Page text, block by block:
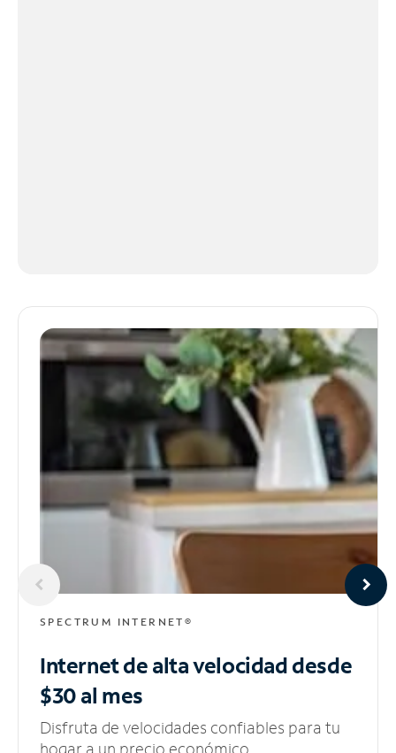
SPECTRUM INTERNET®
Internet de alta velocidaddesde
$30 al mes
Disfruta de velocidades confiables para tu
hogar a un precio económico.